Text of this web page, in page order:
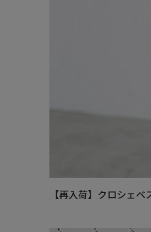
【再入荷】クロシェ